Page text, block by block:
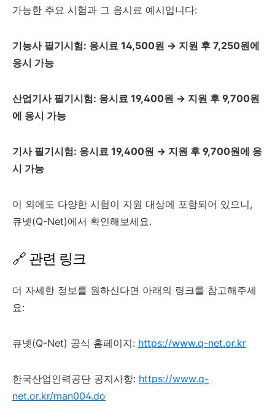
가능한 주요 시험과 그 응시료 예시입니다:
기능사 필기시험: 응시료 14,500원 → 지원 후 7,250원에
응시 가능
산업기사 필기시험: 응시료 19,400원 → 지원 후 9,700원
에 응시 가능
기사 필기시험: 응시료 19,400원 → 지원 후 9,700원에 응
시 가능
이 외에도 다양한 시험이 지원 대상에 포함되어 있으니,
큐넷(Q-Net)에서 확인해보세요.
🔗 관련 링크
더 자세한 정보를 원하신다면 아래의 링크를 참고해주세
요:
큐넷(Q-Net) 공식 홈페이지: https://www.q-net.or.kr
한국산업인력공단 공지사항: https://www.q-
net.or.kr/man004.do